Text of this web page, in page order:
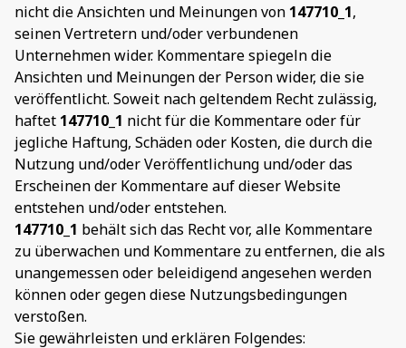
nicht die Ansichten und Meinungen von 147710_1,
seinen Vertretern und/oder verbundenen
Unternehmen wider. Kommentare spiegeln die
Ansichten und Meinungen der Person wider, die sie
veröffentlicht. Soweit nach geltendem Recht zulässig,
haftet 147710_1 nicht für die Kommentare oder für
jegliche Haftung, Schäden oder Kosten, die durch die
Nutzung und/oder Veröffentlichung und/oder das
Erscheinen der Kommentare auf dieser Website
entstehen und/oder entstehen.
147710_1 behält sich das Recht vor, alle Kommentare
zu überwachen und Kommentare zu entfernen, die als
unangemessen oder beleidigend angesehen werden
können oder gegen diese Nutzungsbedingungen
verstoßen.
Sie gewährleisten und erklären Folgendes: